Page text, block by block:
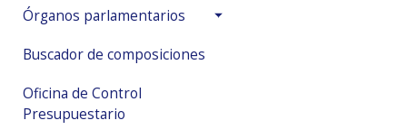
Órganos parlamentarios
Buscador de composiciones
Oficina de Control
Presupuestario